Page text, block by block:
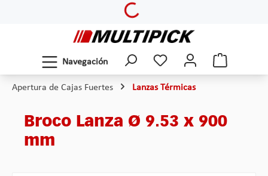
Loading...
Navegación
Apertura de Cajas Fuertes Lanzas Térmicas
Broco Lanza Ø 9.53 x 900
mm